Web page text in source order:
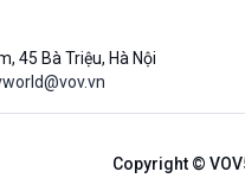
45 Bà Triệu, Hà Nội
Copyright ©